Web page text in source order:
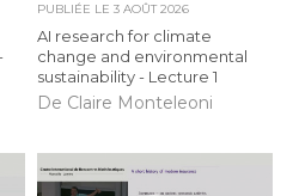
PUBLIÉE LE 3 AOÛT 2026
AI research for climate
change and environmental
sustainability - Lecture 1
De Claire Monteleoni